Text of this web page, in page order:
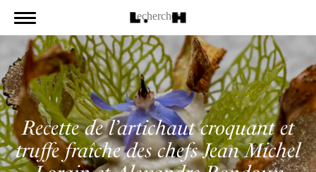
Recette de l’artichaut croquant et
truffe fraîche des chefs Jean Michel